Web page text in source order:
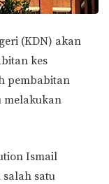
(KDN) akan
kes
pembabitan
melakukan
Ismail
satu